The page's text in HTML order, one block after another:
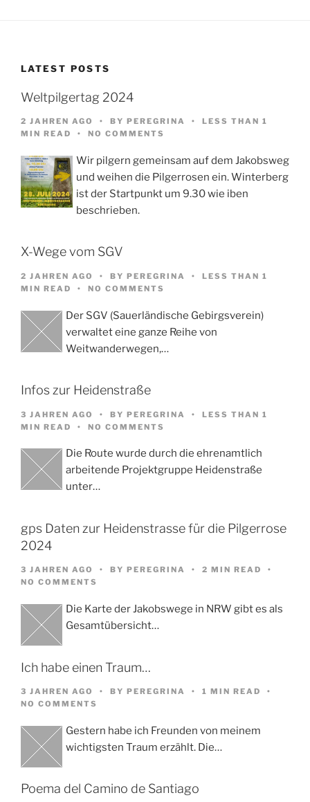
LATEST POSTS
Weltpilgertag 2024
2 JAHREN AGO BY PEREGRINA
LESS THAN 1
MIN READ
NO COMMENTS
Wir pilgern gemeinsam auf dem Jakobsweg
und weihen die Pilgerrosen ein. Winterberg
ist der Startpunkt um 9.30 wie iben
beschrieben.
X-Wege vom SGV
2 JAHREN AGO BY PEREGRINA
LESS THAN 1
MIN READ
NO COMMENTS
Der SGV (Sauerländische Gebirgsverein)
verwaltet eine ganze Reihe von
Weitwanderwegen,…
Infos zur Heidenstraße
3 JAHREN AGO BY PEREGRINA
LESS THAN 1
MIN READ
NO COMMENTS
Die Route wurde durch die ehrenamtlich
arbeitende Projektgruppe Heidenstraße
unter…
gps Daten zur Heidenstrasse für die Pilgerrose
2024
3 JAHREN AGO BY PEREGRINA
2 MIN READ
NO COMMENTS
Die Karte der Jakobswege in NRW gibt es als
Gesamtübersicht…
Ich habe einen Traum…
3 JAHREN AGO BY PEREGRINA
1 MIN READ
NO COMMENTS
Gestern habe ich Freunden von meinem
wichtigsten Traum erzählt. Die…
Poema del Camino de Santiago